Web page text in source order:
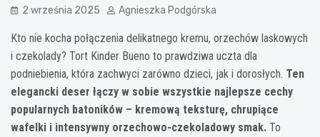
2 września 2025 Agnieszka Podgórska
Kto nie kocha połączenia delikatnego kremu, orzechów laskowych
i czekolady? Tort Kinder Bueno to prawdziwa uczta dla
podniebienia, która zachwyci zarówno dzieci, jak i dorosłych. Ten
elegancki deser łączy w sobie wszystkie najlepsze cechy
popularnych batoników – kremową teksturę, chrupiące
wafelki i intensywny orzechowo-czekoladowy smak. To